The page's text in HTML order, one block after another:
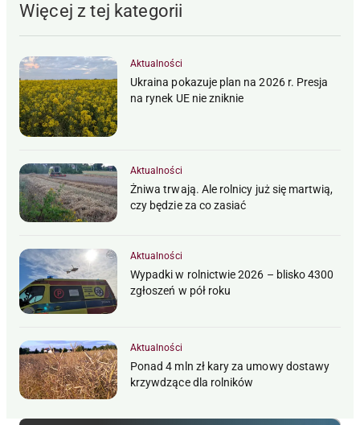
Więcej z tej kategorii
Aktualności
Ukraina pokazuje plan na 2026 r. Presja
na rynek UE nie zniknie
Aktualności
Żniwa trwają. Ale rolnicy już się martwią,
czy będzie za co zasiać
Aktualności
Wypadki w rolnictwie 2026 – blisko 4300
zgłoszeń w pół roku
Aktualności
Ponad 4 mln zł kary za umowy dostawy
krzywdzące dla rolników